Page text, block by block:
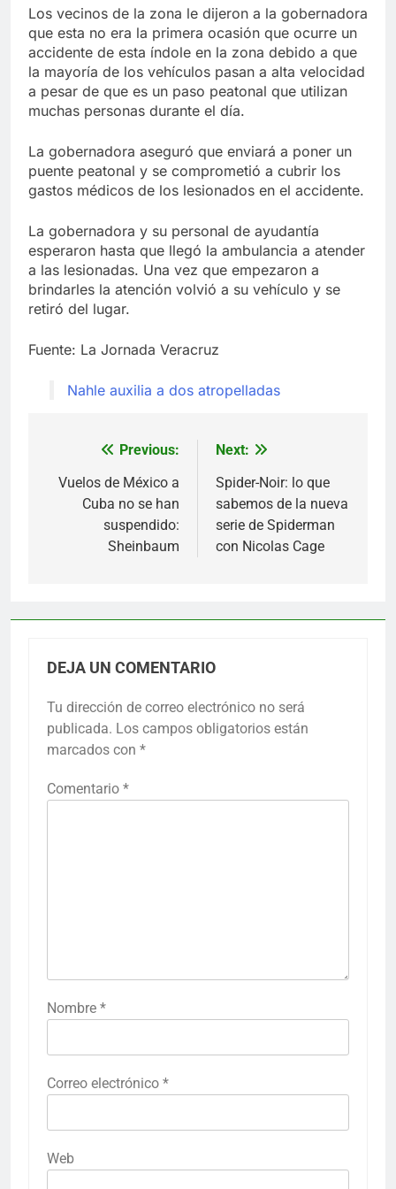
Los vecinos de la zona le dijeron a la gobernadora
que esta no era la primera ocasión que ocurre un
accidente de esta índole en la zona debido a que
la mayoría de los vehículos pasan a alta velocidad
a pesar de que es un paso peatonal que utilizan
muchas personas durante el día.
La gobernadora aseguró que enviará a poner un
puente peatonal y se comprometió a cubrir los
gastos médicos de los lesionados en el accidente.
La gobernadora y su personal de ayudantía
esperaron hasta que llegó la ambulancia a atender
a las lesionadas. Una vez que empezaron a
brindarles la atención volvió a su vehículo y se
retiró del lugar.
Fuente: La Jornada Veracruz
Nahle auxilia a dos atropelladas
Navegación
de
entradas
Previous:
Vuelos de México a
Cuba no se han
suspendido:
Sheinbaum
Next:
Spider-Noir: lo que
sabemos de la nueva
serie de Spiderman
con Nicolas Cage
DEJA UN COMENTARIO
Tu dirección de correo electrónico no será
publicada. Los campos obligatorios están
marcados con *
Comentario *
Nombre *
Correo electrónico *
Web